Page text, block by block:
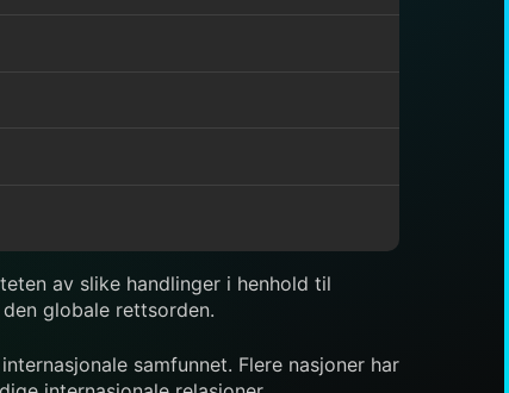
av slike handlinger i henhold til
globale rettsorden.
samfunnet. Flere nasjoner har